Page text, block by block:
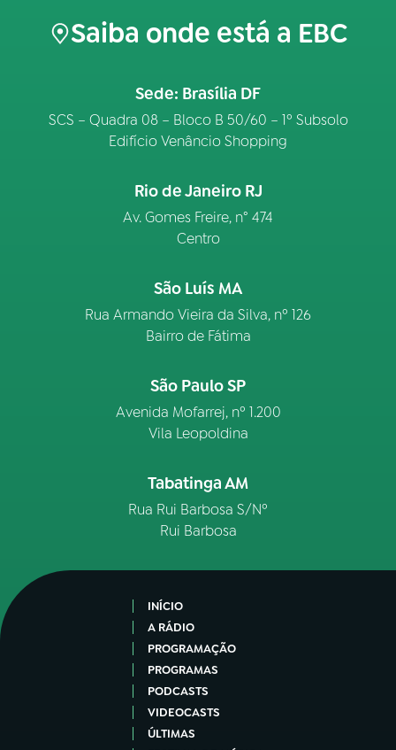
Saiba onde está a EBC
Sede: Brasília DF
SCS – Quadra 08 – Bloco B 50/60 – 1º Subsolo
Edifício Venâncio Shopping
Rio de Janeiro RJ
Av. Gomes Freire, n° 474
Centro
São Luís MA
Rua Armando Vieira da Silva, nº 126
Bairro de Fátima
São Paulo SP
Avenida Mofarrej, nº 1.200
Vila Leopoldina
Tabatinga AM
Rua Rui Barbosa S/Nº
Rui Barbosa
INÍCIO
A RÁDIO
PROGRAMAÇÃO
PROGRAMAS
PODCASTS
VIDEOCASTS
ÚLTIMAS